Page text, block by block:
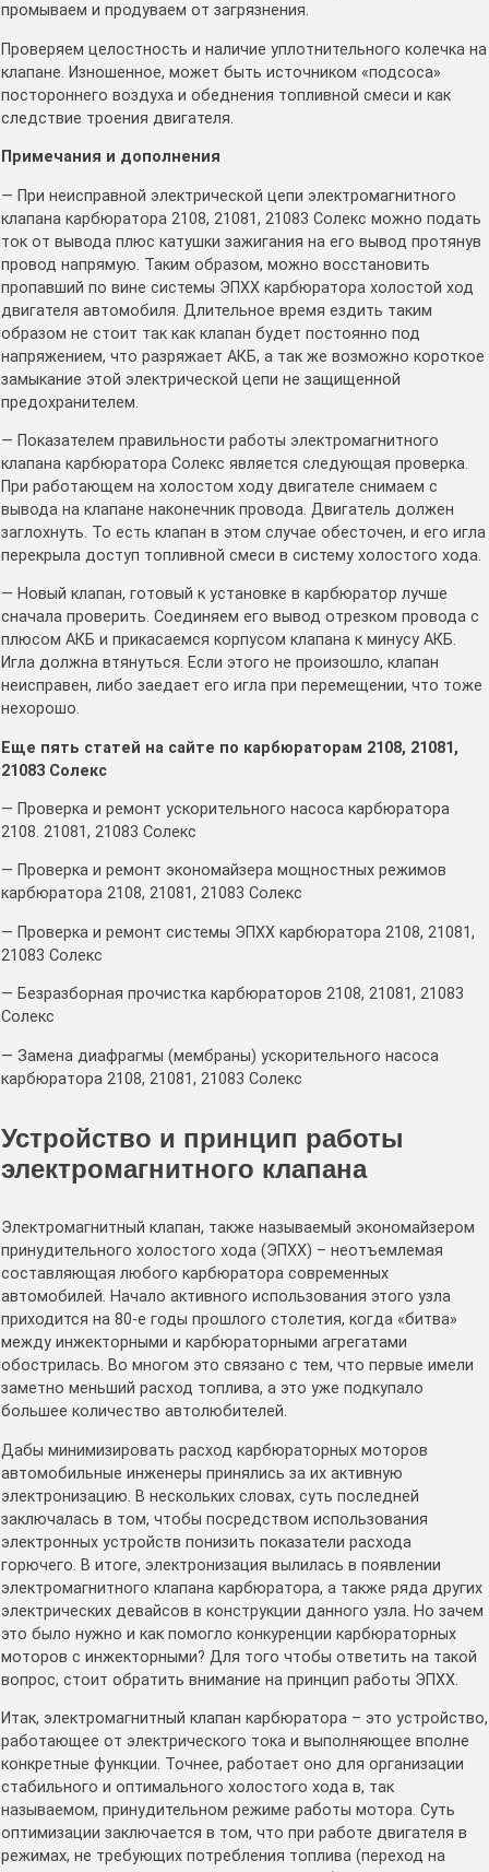
промываем и продуваем от загрязнения.
Проверяем целостность и наличие уплотнительного колечка на
клапане. Изношенное, может быть источником «подсоса»
постороннего воздуха и обеднения топливной смеси и как
следствие троения двигателя.
Примечания и дополнения
— При неисправной электрической цепи электромагнитного
клапана карбюратора 2108, 21081, 21083 Солекс можно подать
ток от вывода плюс катушки зажигания на его вывод протянув
провод напрямую. Таким образом, можно восстановить
пропавший по вине системы ЭПХХ карбюратора холостой ход
двигателя автомобиля. Длительное время ездить таким
образом не стоит так как клапан будет постоянно под
напряжением, что разряжает АКБ, а так же возможно короткое
замыкание этой электрической цепи не защищенной
предохранителем.
— Показателем правильности работы электромагнитного
клапана карбюратора Солекс является следующая проверка.
При работающем на холостом ходу двигателе снимаем с
вывода на клапане наконечник провода. Двигатель должен
заглохнуть. То есть клапан в этом случае обесточен, и его игла
перекрыла доступ топливной смеси в систему холостого хода.
— Новый клапан, готовый к установке в карбюратор лучше
сначала проверить. Соединяем его вывод отрезком провода с
плюсом АКБ и прикасаемся корпусом клапана к минусу АКБ.
Игла должна втянуться. Если этого не произошло, клапан
неисправен, либо заедает его игла при перемещении, что тоже
нехорошо.
Еще пять статей на сайте по карбюраторам 2108, 21081,
21083 Солекс
— Проверка и ремонт ускорительного насоса карбюратора
2108. 21081, 21083 Солекс
— Проверка и ремонт экономайзера мощностных режимов
карбюратора 2108, 21081, 21083 Солекс
— Проверка и ремонт системы ЭПХХ карбюратора 2108, 21081,
21083 Солекс
— Безразборная прочистка карбюраторов 2108, 21081, 21083
Солекс
— Замена диафрагмы (мембраны) ускорительного насоса
карбюратора 2108, 21081, 21083 Солекс
Устройство и принцип работы
электромагнитного клапана
Электромагнитный клапан, также называемый экономайзером
принудительного холостого хода (ЭПХХ) – неотъемлемая
составляющая любого карбюратора современных
автомобилей. Начало активного использования этого узла
приходится на 80-е годы прошлого столетия, когда «битва»
между инжекторными и карбюраторными агрегатами
обострилась. Во многом это связано с тем, что первые имели
заметно меньший расход топлива, а это уже подкупало
большее количество автолюбителей.
Дабы минимизировать расход карбюраторных моторов
автомобильные инженеры принялись за их активную
электронизацию. В нескольких словах, суть последней
заключалась в том, чтобы посредством использования
электронных устройств понизить показатели расхода
горючего. В итоге, электронизация вылилась в появлении
электромагнитного клапана карбюратора, а также ряда других
электрических девайсов в конструкции данного узла. Но зачем
это было нужно и как помогло конкуренции карбюраторных
моторов с инжекторными? Для того чтобы ответить на такой
вопрос, стоит обратить внимание на принцип работы ЭПХХ.
Итак, электромагнитный клапан карбюратора – это устройство,
работающее от электрического тока и выполняющее вполне
конкретные функции. Точнее, работает оно для организации
стабильного и оптимального холостого хода в, так
называемом, принудительном режиме работы мотора. Суть
оптимизации заключается в том, что при работе двигателя в
режимах, не требующих потребления топлива (переход на